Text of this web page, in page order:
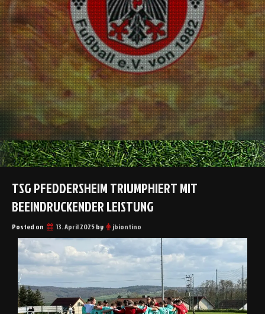
TSG PFEDDERSHEIM TRIUMPHIERT MIT
BEEINDRUCKENDER LEISTUNG
Posted on 13. April 2025by jbiontino